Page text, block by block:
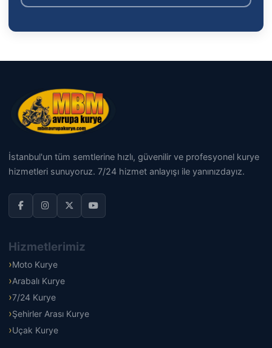
İstanbul'un tüm semtlerine hızlı, güvenilir ve profesyonel kurye
hizmetleri sunuyoruz. 7/24 hizmet anlayışı ile yanınızdayız.
Hizmetlerimiz
Moto Kurye
Arabalı Kurye
7/24 Kurye
Şehirler Arası Kurye
Uçak Kurye